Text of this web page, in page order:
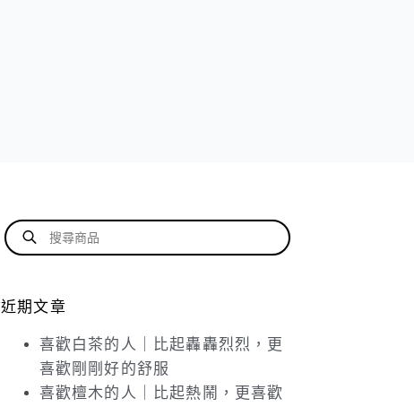
近期文章
喜歡白茶的人｜比起轟轟烈烈，更
喜歡剛剛好的舒服
喜歡檀木的人｜比起熱鬧，更喜歡